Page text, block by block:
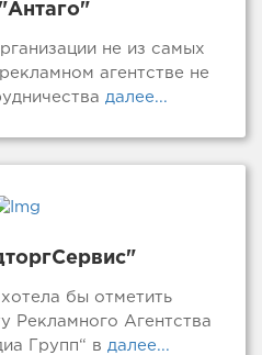
не из самых
агентстве не
далее...
бы отметить
Рекламного Агентства
Групп“ в далее...